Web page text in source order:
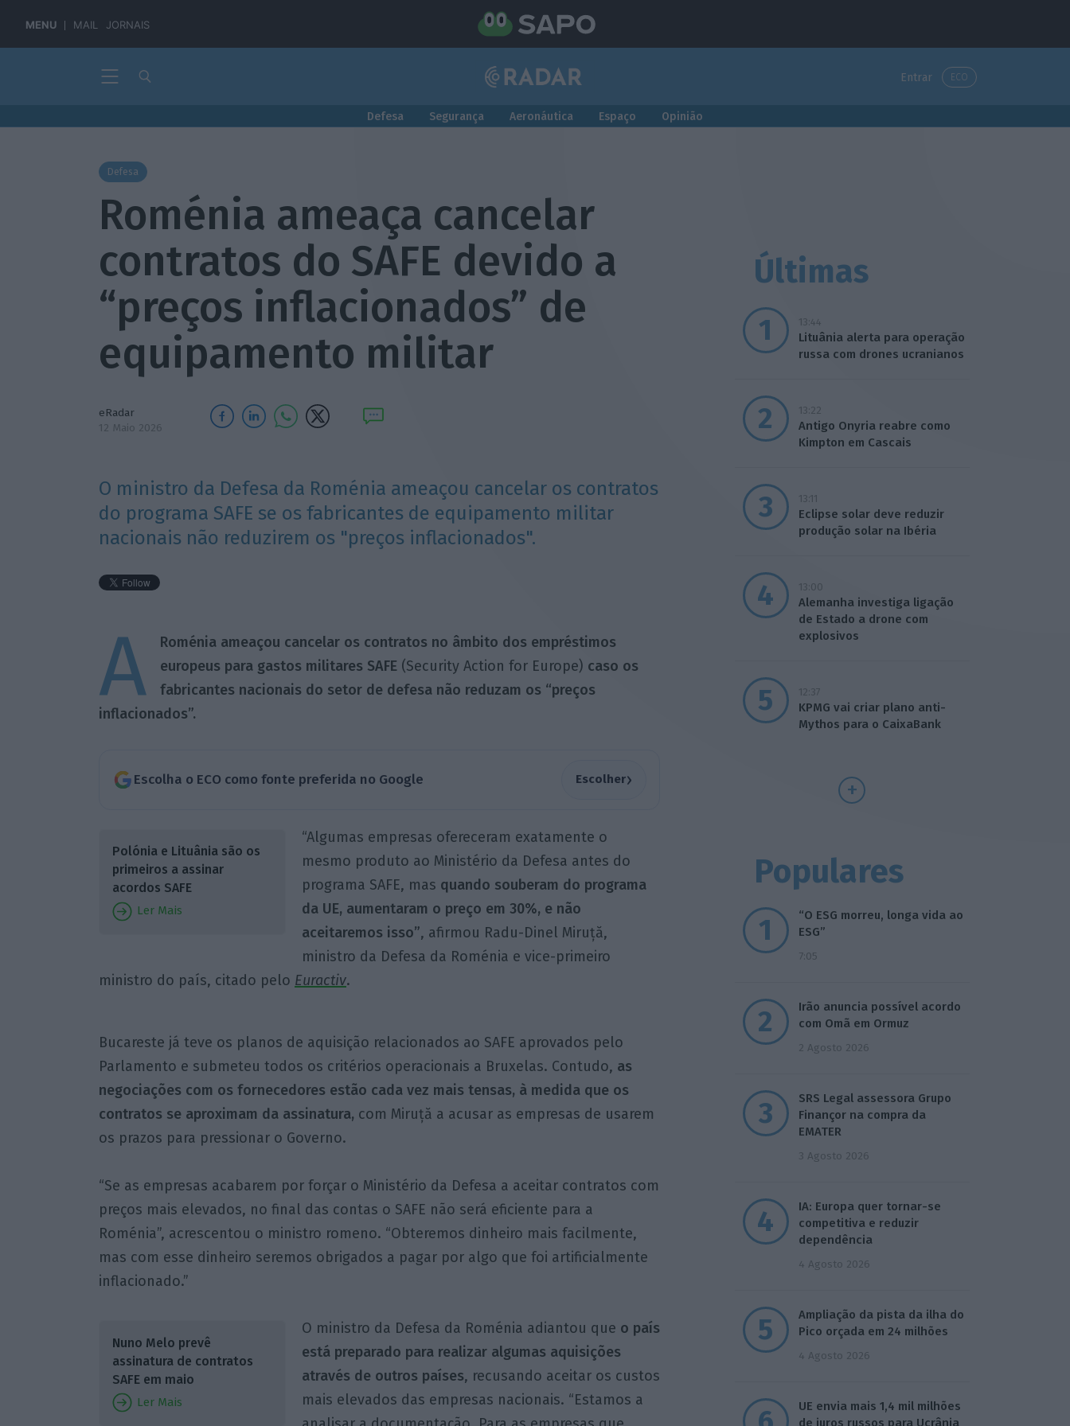
MENU MAIL JORNAIS
Entrar ECO
Defesa Segurança Aeronáutica Espaço Opinião
Defesa
Roménia ameaça cancelar
contratos do SAFE devido a
“preços inflacionados” de
equipamento militar
eRadar
12 Maio 2026
O ministro da Defesa da Roménia ameaçou cancelar os contratos
do programa SAFE se os fabricantes de equipamento militar
nacionais não reduzirem os "preços inflacionados".
A
Roménia ameaçou cancelar os contratos no âmbito dos empréstimos
europeus para gastos militares SAFE (Security Action for Europe) caso os
fabricantes nacionais do setor de defesa não reduzam os “preços
inflacionados”.
Escolha o ECO como fonte preferida no Google Escolher›
Polónia e Lituânia são os
primeiros a assinar
acordos SAFE
Ler Mais
“Algumas empresas ofereceram exatamente o
mesmo produto ao Ministério da Defesa antes do
programa SAFE, mas quando souberam do programa
da UE, aumentaram o preço em 30%, e não
aceitaremos isso”, afirmou Radu-Dinel Miruță,
ministro da Defesa da Roménia e vice-primeiro
ministro do país, citado pelo Euractiv.
Bucareste já teve os planos de aquisição relacionados ao SAFE aprovados pelo
Parlamento e submeteu todos os critérios operacionais a Bruxelas. Contudo, as
negociações com os fornecedores estão cada vez mais tensas, à medida que os
contratos se aproximam da assinatura, com Miruță a acusar as empresas de usarem
os prazos para pressionar o Governo.
“Se as empresas acabarem por forçar o Ministério da Defesa a aceitar contratos com
preços mais elevados, no final das contas o SAFE não será eficiente para a
Roménia”, acrescentou o ministro romeno. “Obteremos dinheiro mais facilmente,
mas com esse dinheiro seremos obrigados a pagar por algo que foi artificialmente
inflacionado.”
Nuno Melo prevê
assinatura de contratos
SAFE em maio
Ler Mais
O ministro da Defesa da Roménia adiantou que o país
está preparado para realizar algumas aquisições
através de outros países, recusando aceitar os custos
mais elevados das empresas nacionais. “Estamos a
Últimas
13:44
Lituânia alerta para operação
russa com drones ucranianos
13:22
Antigo Onyria reabre como
Kimpton em Cascais
13:11
Eclipse solar deve reduzir
produção solar na Ibéria
13:00
Alemanha investiga ligação
de Estado a drone com
explosivos
12:37
KPMG vai criar plano anti-
Mythos para o CaixaBank
Populares
“O ESG morreu, longa vida ao
ESG”
7:05
Irão anuncia possível acordo
com Omã em Ormuz
2 Agosto 2026
SRS Legal assessora Grupo
Finançor na compra da
EMATER
3 Agosto 2026
IA: Europa quer tornar-se
competitiva e reduzir
dependência
4 Agosto 2026
Ampliação da pista da ilha do
Pico orçada em 24 milhões
4 Agosto 2026
UE envia mais 1,4 mil milhões